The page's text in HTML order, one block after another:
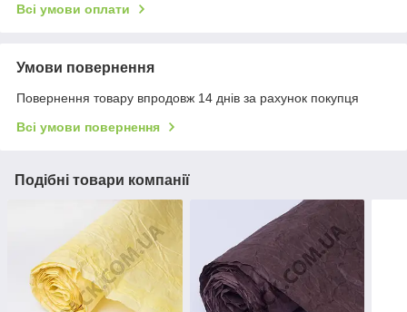
Всі умови оплати
Умови повернення
Повернення товару впродовж 14 днів за рахунок покупця
Всі умови повернення
Подібні товари компанії